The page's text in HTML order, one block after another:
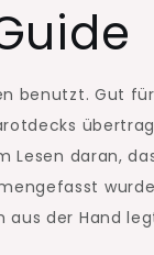
benutzt. Gut
daran,
aus der Hand